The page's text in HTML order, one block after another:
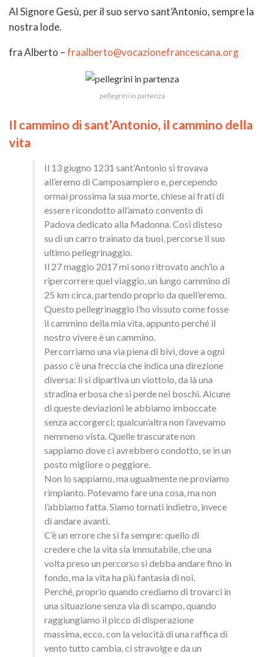
Al Signore Gesù, per il suo servo sant’Antonio, sempre la
nostra lode.
fra Alberto –fraalberto@vocazionefrancescana.org
pellegrini in partenza
Il cammino di sant’Antonio, il cammino della
vita
Il 13 giugno 1231 sant’Antonio si trovava
all’eremo di Camposampiero e, percependo
ormai prossima la sua morte, chiese ai frati di
essere ricondotto all’amato convento di
Padova dedicato alla Madonna. Così disteso
su di un carro trainato da buoi, percorse il suo
ultimo pellegrinaggio.
Il 27 maggio 2017 mi sono ritrovato anch’io a
ripercorrere quel viaggio, un lungo cammino di
25 km circa, partendo proprio da quell’eremo.
Questo pellegrinaggio l’ho vissuto come fosse
il cammino della mia vita, appunto perché il
nostro vivere è un cammino.
Percorriamo una via piena di bivi, dove a ogni
passo c’è una freccia che indica una direzione
diversa: lì si dipartiva un viottolo, da là una
stradina erbosa che si perde nei boschi. Alcune
di queste deviazioni le abbiamo imboccate
senza accorgerci; qualcun’altra non l’avevamo
nemmeno vista. Quelle trascurate non
sappiamo dove ci avrebbero condotto, se in un
posto migliore o peggiore.
Non lo sappiamo, ma ugualmente ne proviamo
rimpianto. Potevamo fare una cosa, ma non
l’abbiamo fatta. Siamo tornati indietro, invece
di andare avanti.
C’è un errore che si fa sempre: quello di
credere che la vita sia immutabile, che una
volta preso un percorso si debba andare fino in
fondo, ma la vita ha più fantasia di noi.
Perché, proprio quando crediamo di trovarci in
una situazione senza via di scampo, quando
raggiungiamo il picco di disperazione
massima, ecco, con la velocità di una raffica di
vento tutto cambia, ci stravolge e da un